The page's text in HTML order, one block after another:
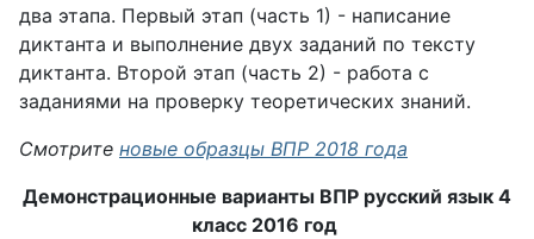
два этапа. Первый этап (часть 1) - написание
диктанта и выполнение двух заданий по тексту
диктанта. Второй этап (часть 2) - работа с
заданиями на проверку теоретических знаний.
Смотрите новые образцы ВПР 2018 года
Демонстрационные варианты ВПР русский язык 4
класс 2016 год